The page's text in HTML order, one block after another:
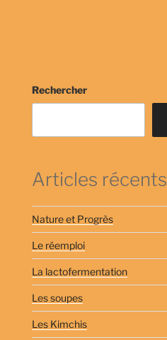
Rechercher
Articles récents
Nature et Progrès
Le réemploi
La lactofermentation
Les soupes
Les Kimchis